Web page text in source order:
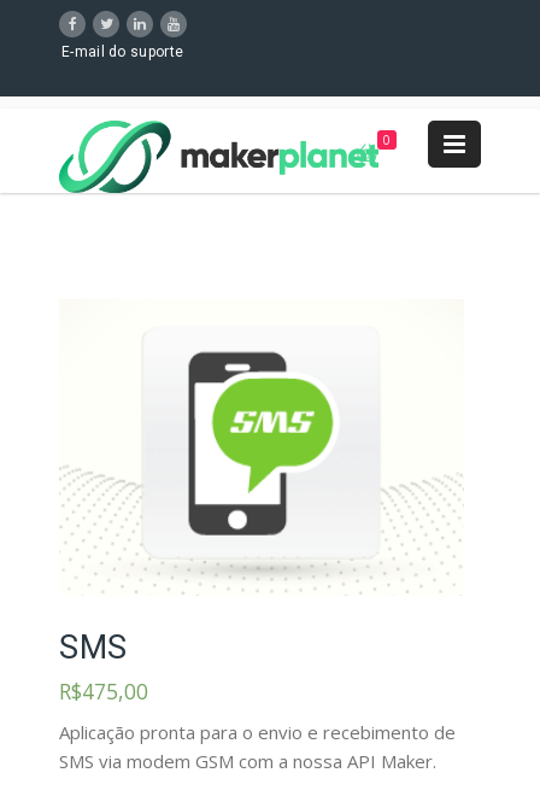
E-mail do suporte
0
SMS
R$475,00
Aplicação pronta para o envio e recebimento de
SMS via modem GSM com a nossa API Maker.